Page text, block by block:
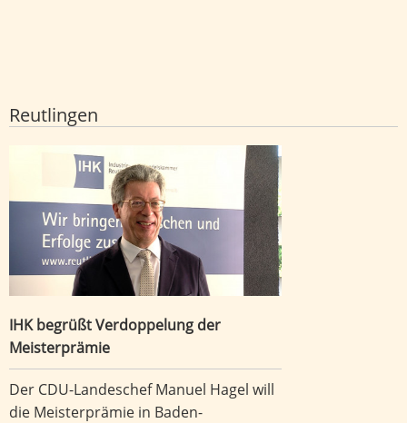
Reutlingen
IHK begrüßt Verdoppelung der
Meisterprämie
IHK begrüßt Verdoppelung der
Meisterprämie
Der CDU-Landeschef Manuel Hagel will
die Meisterprämie in Baden-